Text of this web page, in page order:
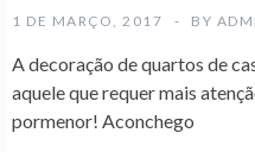
1 DE MARÇO, 2017 BY
A decoração de quartos de
aquele que requer mais
pormenor! Aconchego